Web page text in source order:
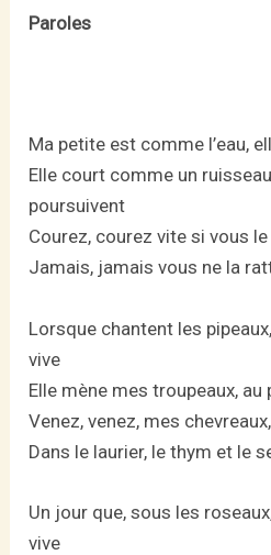
Paroles
Ma petite est comme l’eau,
Elle court comme un
poursuivent
Courez, courez vite si vous
Jamais, jamais vous ne la
Lorsque chantent les
vive
Elle mène mes troupeaux, au
Venez, venez, mes
Dans le laurier, le thym et le
Un jour que, sous les
vive